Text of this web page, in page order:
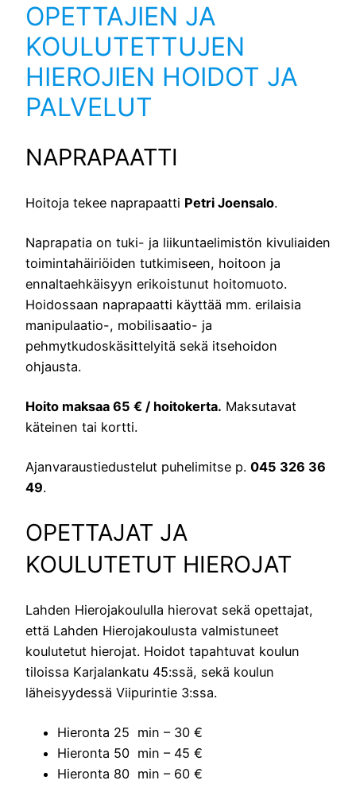
OPETTAJIEN JA
KOULUTETTUJEN
HIEROJIEN HOIDOT JA
PALVELUT
NAPRAPAATTI
Hoitoja tekee naprapaatti Petri Joensalo.
Naprapatia on tuki- ja liikuntaelimistön kivuliaiden
toimintahäiriöiden tutkimiseen, hoitoon ja
ennaltaehkäisyyn erikoistunut hoitomuoto.
Hoidossaan naprapaatti käyttää mm. erilaisia
manipulaatio-, mobilisaatio- ja
pehmytkudoskäsittelyitä sekä itsehoidon
ohjausta.
Hoito maksaa 65 € / hoitokerta. Maksutavat
käteinen tai kortti.
Ajanvaraustiedustelut puhelimitse p. 045 326 36
49.
OPETTAJAT JA
KOULUTETUT HIEROJAT
Lahden Hierojakoululla hierovat sekä opettajat,
että Lahden Hierojakoulusta valmistuneet
koulutetut hierojat. Hoidot tapahtuvat koulun
tiloissa Karjalankatu 45:ssä, sekä koulun
läheisyydessä Viipurintie 3:ssa.
Hieronta 25 min – 30 €
Hieronta 50 min – 45 €
Hieronta 80 min – 60 €